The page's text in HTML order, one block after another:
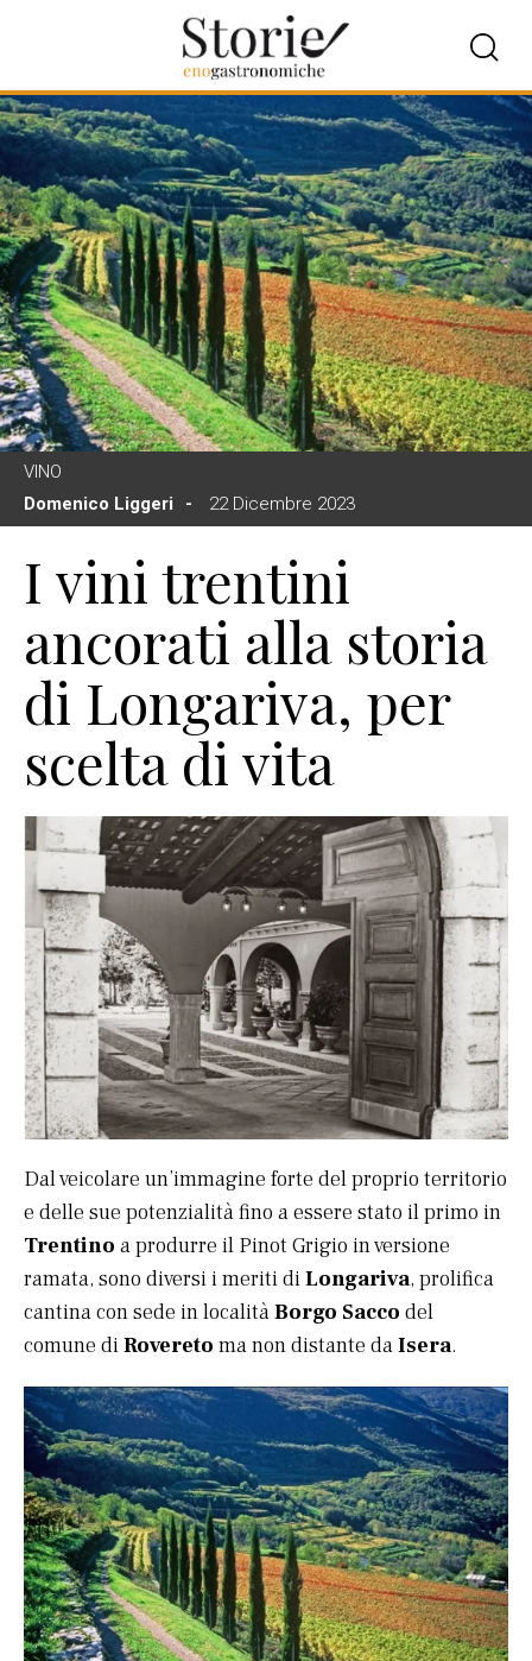
VINO
Domenico Liggeri
22 Dicembre 2023
I vini trentini
ancorati alla storia
di Longariva, per
scelta di vita
Dal veicolare un’immagine forte del proprio territorio
e delle sue potenzialità fino a essere stato il primo in
Trentino a produrre il Pinot Grigio in versione
ramata, sono diversi i meriti diLongariva, prolifica
cantina con sede in localitàBorgo Sacco del
comune diRovereto ma non distante daIsera.